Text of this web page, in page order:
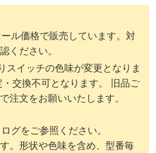
仕様】
の使用に対応
ル価格で販売しています。対
ください。
スイッチの色味が変更となりま
交換不可となります。 旧品ご
注文をお願いいたします。
グをご参照ください。
。形状や色味を含め、型番毎